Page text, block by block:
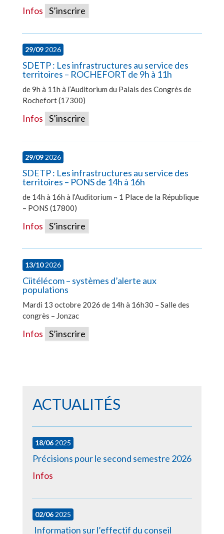
Infos S’inscrire
29/092026
SDETP : Les infrastructures au service des
territoires – ROCHEFORT de 9h à 11h
de 9h à 11h à l’Auditorium du Palais des Congrès de
Rochefort (17300)
Infos S’inscrire
29/092026
SDETP : Les infrastructures au service des
territoires – PONS de 14h à 16h
de 14h à 16h à l’Auditorium – 1 Place de la République
– PONS (17800)
Infos S’inscrire
13/102026
Ciitélécom – systèmes d’alerte aux
populations
Mardi 13 octobre 2026 de 14h à 16h30 – Salle des
congrès – Jonzac
Infos S’inscrire
ACTUALITÉS
18/062025
Précisions pour le second semestre 2026
Infos
02/062025
Information sur l’effectif du conseil